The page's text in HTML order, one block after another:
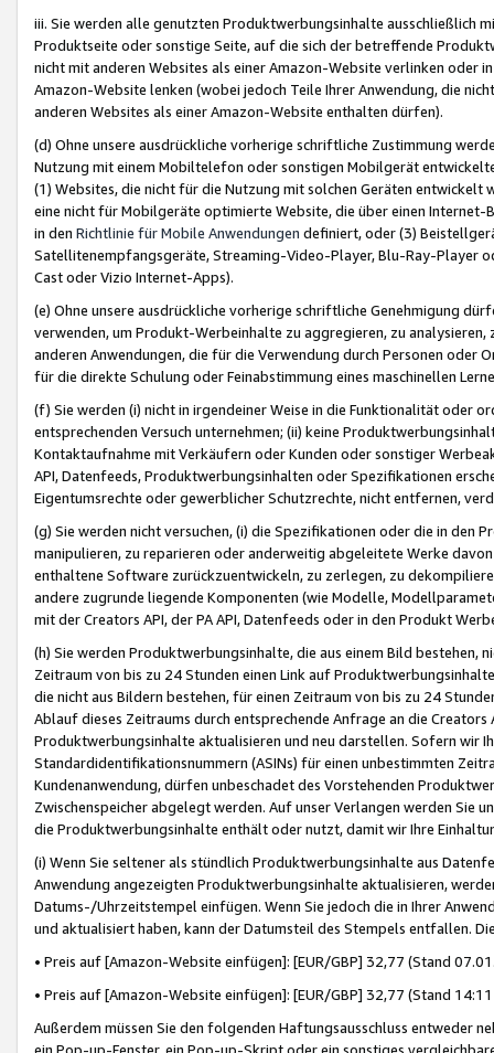
iii. Sie werden alle genutzten Produktwerbungsinhalte ausschließlich
Produktseite oder sonstige Seite, auf die sich der betreffende
nicht mit anderen Websites als einer Amazon-Website verlinken oder
Amazon-Website lenken (wobei jedoch Teile Ihrer Anwendung, die
anderen Websites als einer Amazon-Website enthalten dürfen).
(d) Ohne unsere ausdrückliche vorherige schriftliche Zustimmung
Nutzung mit einem Mobiltelefon oder sonstigen Mobilgerät
(1) Websites, die nicht für die Nutzung mit solchen Geräten
eine nicht für Mobilgeräte optimierte Website, die über einen
in den Richtlinie für Mobile Anwendungen definiert, oder (3)
Satellitenempfangsgeräte, Streaming-Video-Player, Blu-Ray-Player
Cast oder Vizio Internet-Apps).
(e) Ohne unsere ausdrückliche vorherige schriftliche Genehmigung
verwenden, um Produkt-Werbeinhalte zu aggregieren, zu
anderen Anwendungen, die für die Verwendung durch Personen
für die direkte Schulung oder Feinabstimmung eines maschinellen
(f) Sie werden (i) nicht in irgendeiner Weise in die Funktionalität oder
entsprechenden Versuch unternehmen; (ii) keine
Kontaktaufnahme mit Verkäufern oder Kunden oder sonstiger
API, Datenfeeds, Produktwerbungsinhalten oder Spezifikationen
Eigentumsrechte oder gewerblicher Schutzrechte, nicht entfernen,
(g) Sie werden nicht versuchen, (i) die Spezifikationen oder die in
manipulieren, zu reparieren oder anderweitig abgeleitete Werke
enthaltene Software zurückzuentwickeln, zu zerlegen, zu
andere zugrunde liegende Komponenten (wie Modelle,
mit der Creators API, der PA API, Datenfeeds oder in den Produkt
(h) Sie werden Produktwerbungsinhalte, die aus einem Bild bestehen,
Zeitraum von bis zu 24 Stunden einen Link auf
die nicht aus Bildern bestehen, für einen Zeitraum von bis zu 24
Ablauf dieses Zeitraums durch entsprechende Anfrage an die
Produktwerbungsinhalte aktualisieren und neu darstellen. Sofern wir
Standardidentifikationsnummern (ASINs) für einen unbestimmten
Kundenanwendung, dürfen unbeschadet des Vorstehenden
Zwischenspeicher abgelegt werden. Auf unser Verlangen werden Sie
die Produktwerbungsinhalte enthält oder nutzt, damit wir Ihre
(i) Wenn Sie seltener als stündlich Produktwerbungsinhalte aus
Anwendung angezeigten Produktwerbungsinhalte aktualisieren,
Datums-/Uhrzeitstempel einfügen. Wenn Sie jedoch die in Ihrer
und aktualisiert haben, kann der Datumsteil des Stempels entfallen.
• Preis auf [Amazon-Website einfügen]: [EUR/GBP] 32,77 (Stand
• Preis auf [Amazon-Website einfügen]: [EUR/GBP] 32,77 (Stand
Außerdem müssen Sie den folgenden Haftungsausschluss entweder
ein Pop-up-Fenster, ein Pop-up-Skript oder ein sonstiges